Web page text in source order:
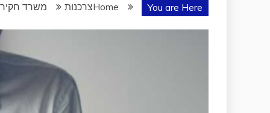
You are Here
Homeצרכנות משרד